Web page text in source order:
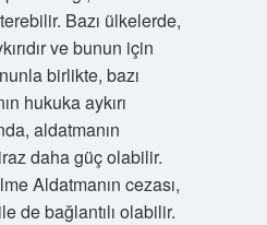
Bazı ülkelerde,
ve bunun için
birlikte, bazı
hukuka aykırı
aldatmanın
daha güç olabilir.
Aldatmanın cezası,
de bağlantılı olabilir.